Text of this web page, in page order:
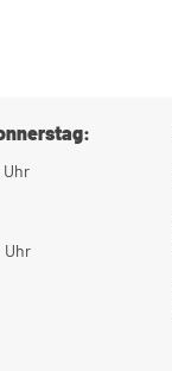
Uhr
Uhr